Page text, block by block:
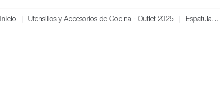
Inicio Utensilios y Accesorios de Cocina - Outlet 2025 Espatula De Plancha Flexible OUTSET QB12